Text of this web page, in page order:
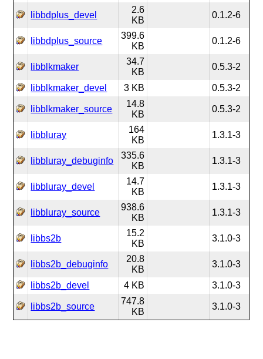
libbdplus_devel
2.6
KB
0.1.2-6
libbdplus_source
399.6
KB
0.1.2-6
libblkmaker
34.7
KB
0.5.3-2
libblkmaker_devel 3 KB 0.5.3-2
libblkmaker_source
14.8
KB
0.5.3-2
libbluray
164
KB
1.3.1-3
libbluray_debuginfo
335.6
KB
1.3.1-3
libbluray_devel
14.7
KB
1.3.1-3
libbluray_source
938.6
KB
1.3.1-3
libbs2b
15.2
KB
3.1.0-3
libbs2b_debuginfo
20.8
KB
3.1.0-3
libbs2b_devel 4 KB 3.1.0-3
libbs2b_source
747.8
KB
3.1.0-3